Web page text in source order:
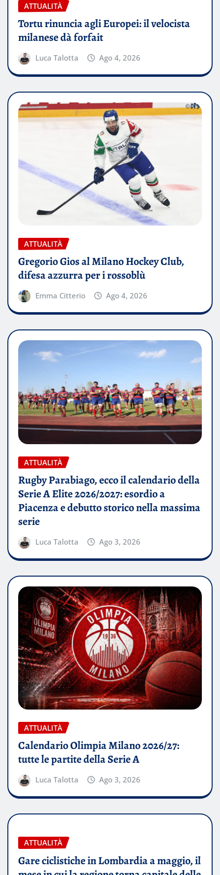
ATTUALITÀ
Tortu rinuncia agli Europei: il velocista
milanese dà forfait
Luca Talotta Ago 4, 2026
ATTUALITÀ
Gregorio Gios al Milano Hockey Club,
difesa azzurra per i rossoblù
Emma Citterio Ago 4, 2026
ATTUALITÀ
Rugby Parabiago, ecco il calendario della
Serie A Elite 2026/2027: esordio a
Piacenza e debutto storico nella massima
serie
Luca Talotta Ago 3, 2026
ATTUALITÀ
Calendario Olimpia Milano 2026/27:
tutte le partite della Serie A
Luca Talotta Ago 3, 2026
ATTUALITÀ
Gare ciclistiche in Lombardia a maggio, il